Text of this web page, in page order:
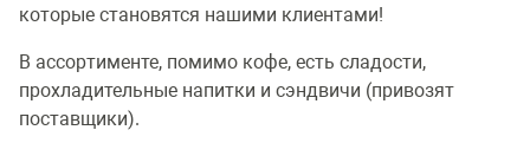
которые становятся нашими клиентами!
В ассортименте, помимо кофе, есть сладости,
прохладительные напитки и сэндвичи (привозят
поставщики).